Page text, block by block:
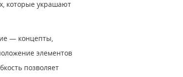
которые украшают
— концепты,
элементов
позволяет